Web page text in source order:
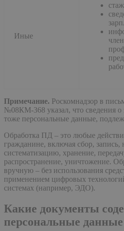
Иные
Примечание. Роскомнадзор в
№08КМ-368 указал, что сведения о
тоже персональные данные,
Обработка ПД – это любые
гражданине, включая сбор, запись,
систематизацию, хранение,
распространение, уничтожение.
вручную – без использования
применением цифровых
системах (например, ЭДО).
Какие документы
персональные